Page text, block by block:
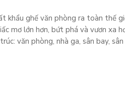
khẩu ghế văn phòng ra toàn thế
mơ lớn hơn, bứt phá và vươn xa
văn phòng, nhà ga, sân bay, sân